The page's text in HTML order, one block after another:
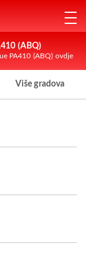
(ABQ)
PA410 (ABQ) ovdje
Više gradova